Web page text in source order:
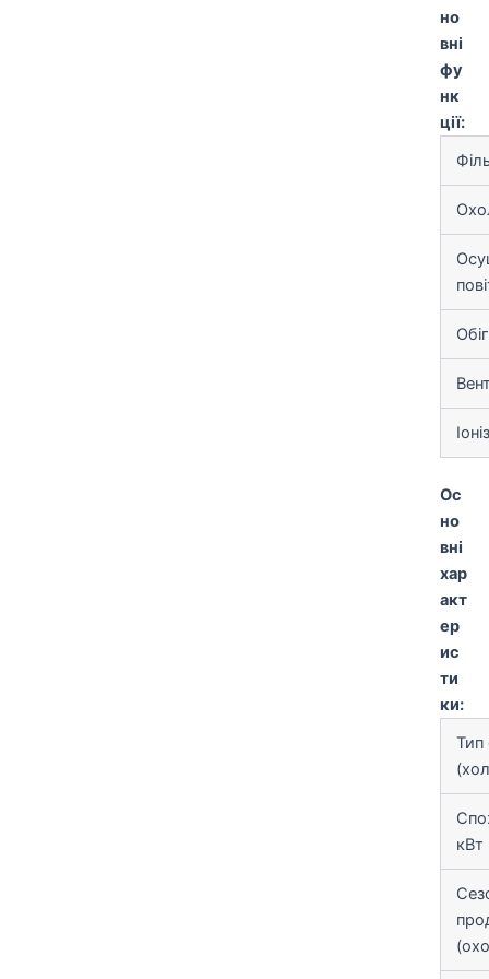
но
вні
фу
нк
ції:
Ос
но
вні
хар
акт
ер
ис
ти
ки:
Тип
кВт